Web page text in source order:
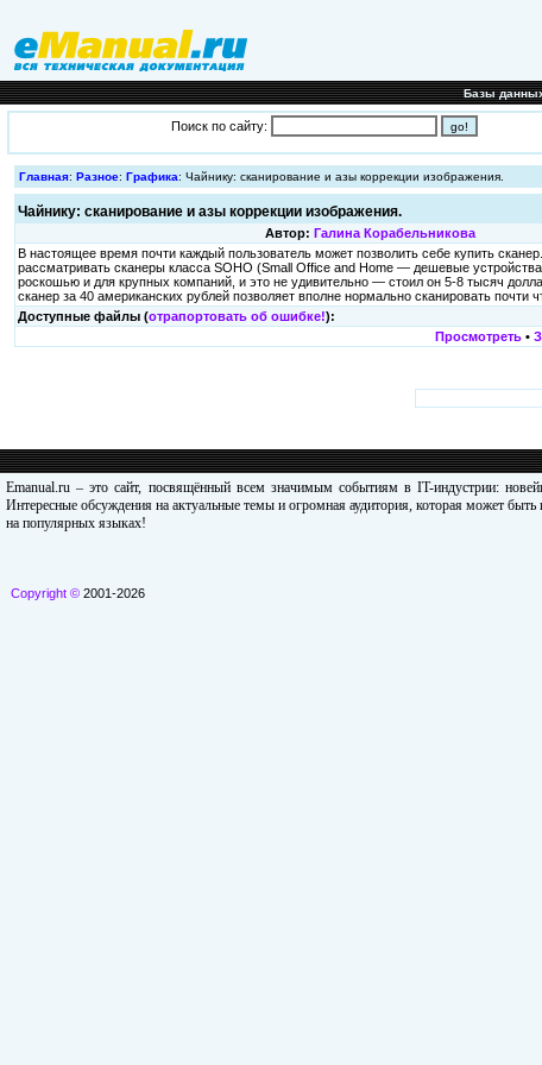
Базы
Поиск по сайту:
Главная: Разное: Графика: Чайнику: сканирование и азы коррекции изображения.
Чайнику: сканирование и азы коррекции изображения.
Автор: Галина Корабельникова
В настоящее время почти каждый пользователь может позволить себе купить
рассматривать сканеры класса SOHO (Small Office and Home — дешевые
роскошью и для крупных компаний, и это не удивительно — стоил он 5-8 тысяч
сканер за 40 американских рублей позволяет вполне нормально сканировать почти
Доступные файлы (отрапортовать об ошибке!):
Просмотреть •
Emanual.ru – это сайт, посвящённый всем значимым событиям в IT-индустрии:
Интересные обсуждения на актуальные темы и огромная аудитория, которая может
на популярных языках!
Copyright © 2001-2026